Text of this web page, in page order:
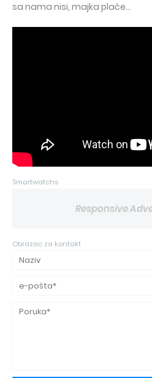
sa nama nisi, majka plače...
Smartwatchs
Responsive
Obrazac za kontakt